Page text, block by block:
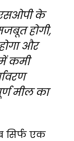
एसओपी के
होगी,
और
कमी
मील का
सिर्फ एक